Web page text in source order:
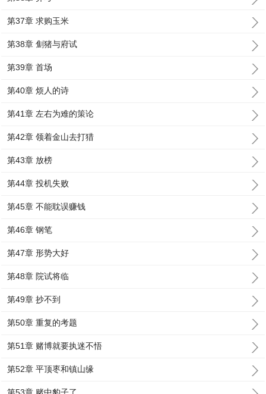
第37章 求购玉米
第38章 劁猪与府试
第39章 首场
第40章 烦人的诗
第41章 左右为难的策论
第42章 领着金山去打猎
第43章 放榜
第44章 投机失败
第45章 不能耽误赚钱
第46章 钢笔
第47章 形势大好
第48章 院试将临
第49章 抄不到
第50章 重复的考题
第51章 赌博就要执迷不悟
第52章 平顶枣和镇山缘